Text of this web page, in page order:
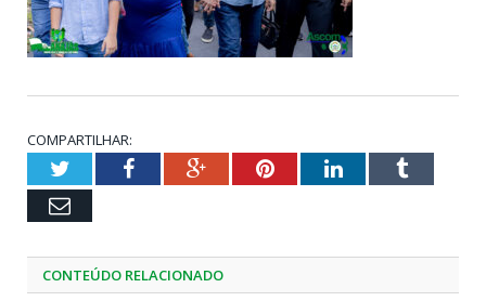
COMPARTILHAR:
TwitterFacebookGoogle+PinterestLinkedInTumblr
Email
CONTEÚDO RELACIONADO